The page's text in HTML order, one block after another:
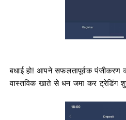
बधाई हो! आपने सफलतापूर्वक
वास्तविक खाते से धन जमा कर